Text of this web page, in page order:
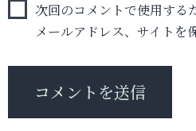
次回のコメントで使用する
メールアドレス、サイトを